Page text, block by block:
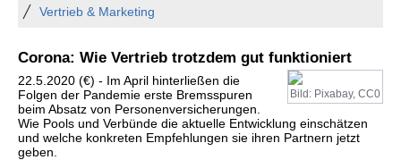
Vertrieb & Marketing
Corona: Wie Vertrieb trotzdem gut funktioniert
Bild: Pixabay, CC0
22.5.2020 (€) - Im April hinterließen die
Folgen der Pandemie erste Bremsspuren
beim Absatz von Personenversicherungen.
Wie Pools und Verbünde die aktuelle Entwicklung einschätzen
und welche konkreten Empfehlungen sie ihren Partnern jetzt
geben.